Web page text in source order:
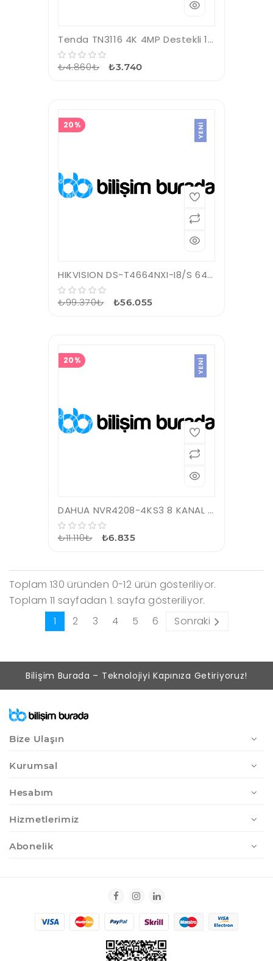
Tenda TN3116 4K 4MP Destekli 16 Kanal NVR Kayıt Cİhazı
₺4.860₺ ₺3.740
20% YENI
HIKVISION DS-T4664NXI-I8/S 64 KANAL VGA/HDMI 1080P (HD) NVR KAYIT CİHAZI
₺99.370₺ ₺56.055
20% YENI
DAHUA NVR4208-4KS3 8 KANAL VGA/HDMI 2xUSB 2x20TB NVR KAYIT CİHAZI
₺11.110₺ ₺6.835
Toplam 130 üründen 0-12 ürün gösteriliyor.
Toplam 11 sayfadan 1. sayfa gösteriliyor.
1
2 3 4 5 6 Sonraki
Bilişim Burada – Teknolojiyi Kapınıza Getiriyoruz!
Bize Ulaşın
Kurumsal
Hesabım
Hizmetlerimiz
Abonelik